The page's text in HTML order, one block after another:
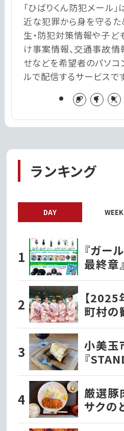
「ひばりくん防犯メール
近な犯罪から身を守る
生・防犯対策情報や子ど
け事案情報、交通事故情
せなどを希望者のパソ
ルで配信するサービスで
ランキング
DAY WEEK
『ガー
最終章
ズ各種
で発
【
町村の
紹介！
小美玉
『
ク)』で
ズケー
厳選豚
サクの
んかつ